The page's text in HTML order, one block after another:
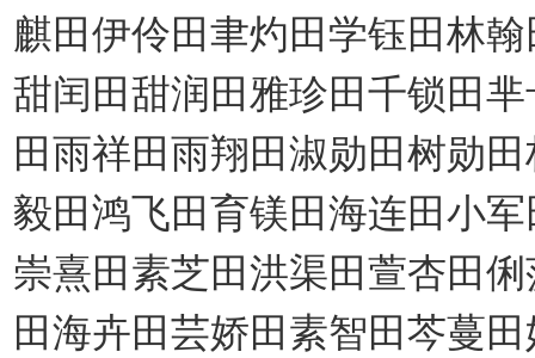
麒田伊伶田聿灼田学钰田林
甜闰田甜润田雅珍田千锁田
田雨祥田雨翔田淑勋田树勋
毅田鸿飞田育镁田海连田小
崇熹田素芝田洪渠田萱杏田
田海卉田芸娇田素智田芩蔓